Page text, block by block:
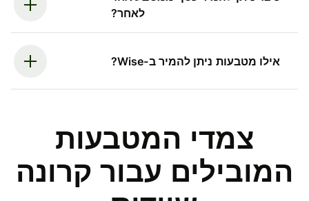
לאחר?
אילו מטבעות ניתן להמיר ב-Wise?
צמדי המטבעות
המובילים עבור קרונה